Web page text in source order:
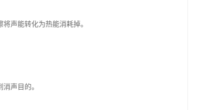
声能转化为热能消耗掉。
声目的。